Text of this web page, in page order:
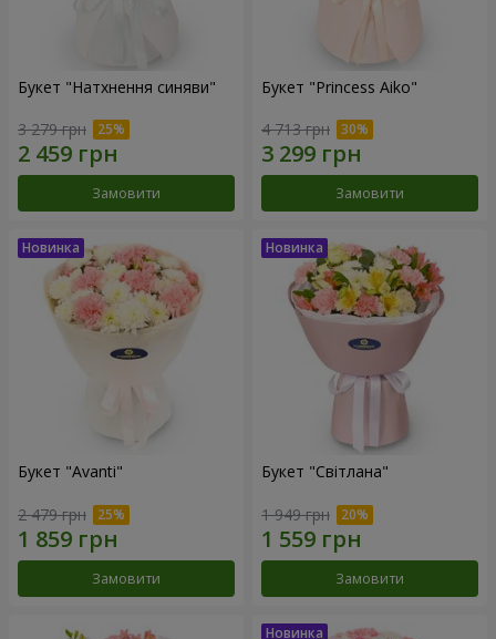
Букет "Натхнення синяви"
3 279 грн
Замовити
Букет "Princess Aiko"
4 713 грн
Замовити
Букет "Avanti"
2 479 грн
Замовити
Букет "Світлана"
1 949 грн
Замовити